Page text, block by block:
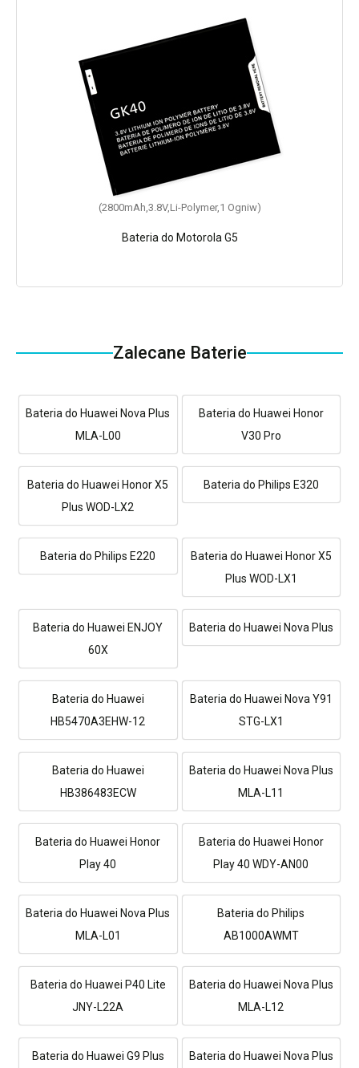
(2800mAh,3.8V,Li-Polymer,1 Ogniw)
Bateria do Motorola G5
Zalecane Baterie
Bateria do Huawei Nova Plus
MLA-L00
Bateria do Huawei Honor
V30 Pro
Bateria do Huawei Honor X5
Plus WOD-LX2
Bateria do Philips E320
Bateria do Philips E220
Bateria do Huawei Honor X5
Plus WOD-LX1
Bateria do Huawei ENJOY
60X
Bateria do Huawei Nova Plus
Bateria do Huawei
HB5470A3EHW-12
Bateria do Huawei Nova Y91
STG-LX1
Bateria do Huawei
HB386483ECW
Bateria do Huawei Nova Plus
MLA-L11
Bateria do Huawei Honor
Play 40
Bateria do Huawei Honor
Play 40 WDY-AN00
Bateria do Huawei Nova Plus
MLA-L01
Bateria do Philips
AB1000AWMT
Bateria do Huawei P40 Lite
JNY-L22A
Bateria do Huawei Nova Plus
MLA-L12
Bateria do Huawei G9 Plus
Bateria do Huawei Nova Plus